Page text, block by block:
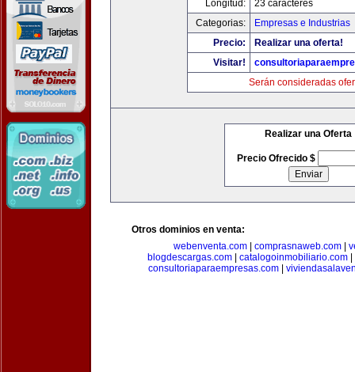
Longitud:
23 caracteres
Categorias:
Empresas e Industrias
Precio:
Realizar una oferta!
Visitar!
Serán consideradas
Realizar una Oferta
Precio Ofrecido $
Otros dominios en venta:
webenventa.com
comprasnaweb.com
blogdescargas.com| catalogoinmobiliario.com|
consultoriaparaempresas.com|